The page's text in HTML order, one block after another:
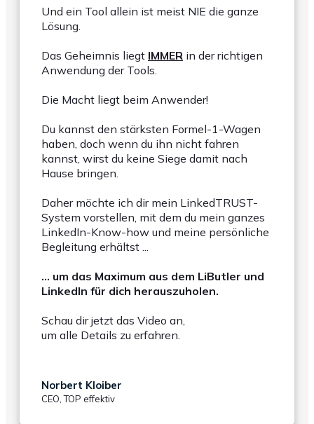
Norbert Kloiber
CEO, TOP effektiv
Und ein Tool allein ist meist NIE die ganze
Lösung.
Das Geheimnis liegt IMMER in der richtigen
Anwendung der Tools.
Die Macht liegt beim Anwender!
Du kannst den stärksten Formel-1-Wagen
haben, doch wenn du ihn nicht fahren
kannst, wirst du keine Siege damit nach
Hause bringen.
Daher möchte ich dir mein LinkedTRUST-
System vorstellen, mit dem du mein ganzes
LinkedIn-Know-how und meine persönliche
Begleitung erhältst ...
… um das Maximum aus dem LiButler und
LinkedIn für dich herauszuholen.
Schau dir jetzt das Video an,
um alle Details zu erfahren.